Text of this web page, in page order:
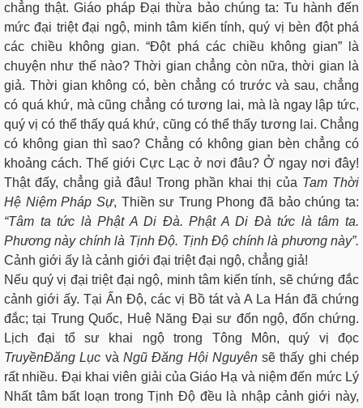
chẳng thật. Giáo pháp Đại thừa bảo chúng ta: Tu hành đến
mức đại triệt đại ngộ, minh tâm kiến tính, quý vị bèn đột phá
các chiều không gian. “Đột phá các chiều không gian” là
chuyện như thế nào? Thời gian chẳng còn nữa, thời gian là
giả. Thời gian không có, bèn chẳng có trước và sau, chẳng
có quá khứ, mà cũng chẳng có tương lai, mà là ngay lập tức,
quý vị có thể thấy quá khứ, cũng có thể thấy tương lai. Chẳng
có không gian thì sao? Chẳng có không gian bèn chẳng có
khoảng cách. Thế giới Cực Lạc ở nơi đâu? Ở ngay nơi đây!
Thật đấy, chẳng giả đâu! Trong phần khai thị của Tam Thời
Hệ Niệm Pháp Sự, Thiền sư Trung Phong đã bảo chúng ta:
“Tâm ta tức là Phật A Di Đà. Phật A Di Đà tức là tâm ta.
Phương này chính là Tịnh Độ. Tịnh Độ chính là phương này”.
Cảnh giới ấy là cảnh giới đại triệt đại ngộ, chẳng giả!
Nếu quý vị đại triệt đại ngộ, minh tâm kiến tính, sẽ chứng đắc
cảnh giới ấy. Tại Ấn Độ, các vị Bồ tát và A La Hán đã chứng
đắc; tại Trung Quốc, Huệ Năng Đại sư đốn ngộ, đốn chứng.
Lịch đại tổ sư khai ngộ trong Tông Môn, quý vị đọc
TruyềnĐăng Lục và Ngũ Đăng Hội Nguyênsẽ thấy ghi chép
rất nhiều. Đại khai viên giải của Giáo Hạ và niệm đến mức Lý
Nhất tâm bất loạn trong Tịnh Độ đều là nhập cảnh giới này,